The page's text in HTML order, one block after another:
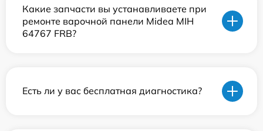
Какие запчасти вы устанавливаете при
ремонте варочной панели Midea MIH
64767 FRB?
Есть ли у вас бесплатная диагностика?